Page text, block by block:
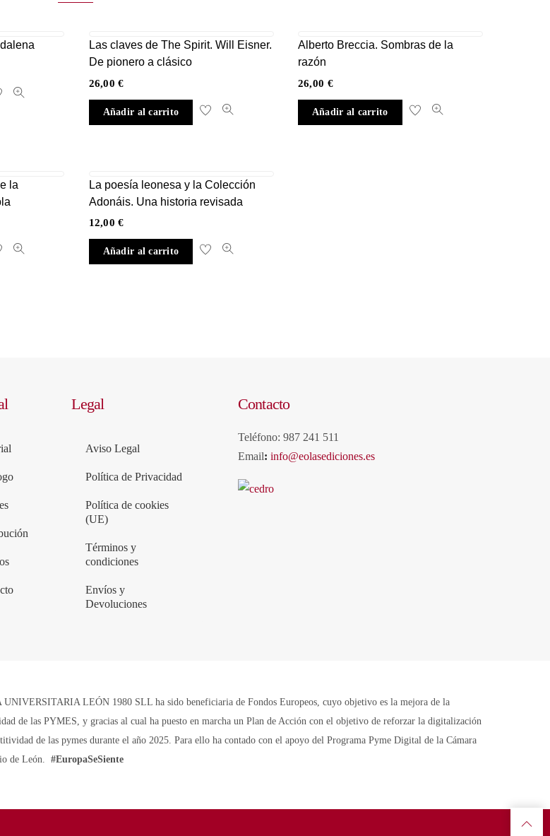
Las claves de The Spirit. Will Eisner.
De pionero a clásico
26,00€
Añadir al carrito
Alberto Breccia. Sombras de la
razón
26,00 €
Añadir al carrito
la
La poesía leonesa y la Colección
Adonáis. Una historia revisada
12,00€
Añadir al carrito
Legal
Aviso Legal
Política de Privacidad
Política de cookies
(UE)
Términos y
condiciones
Envíos y
Devoluciones
Contacto
Teléfono: 987 241 511
Email: info@eolasediciones.es
LEÓN 1980 SLL ha sido beneficiaria de Fondos Europeos, cuyo objetivo es la mejora de la
de las PYMES, y gracias al cual ha puesto en marcha un Plan de Acción con el objetivo de reforzar la digitalización
de las pymes durante el año 2025. Para ello ha contado con el apoyo del Programa Pyme Digital de la Cámara
de León.#EuropaSeSiente